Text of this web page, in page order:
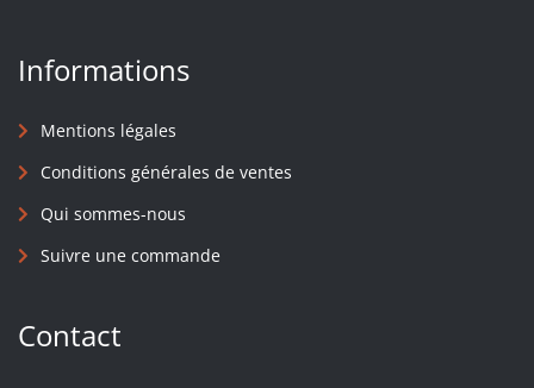
Informations
Mentions légales
Conditions générales de ventes
Qui sommes-nous
Suivre une commande
Contact